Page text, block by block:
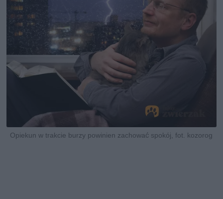
Opiekun w trakcie burzy powinien zachować spokój, fot. kozorog